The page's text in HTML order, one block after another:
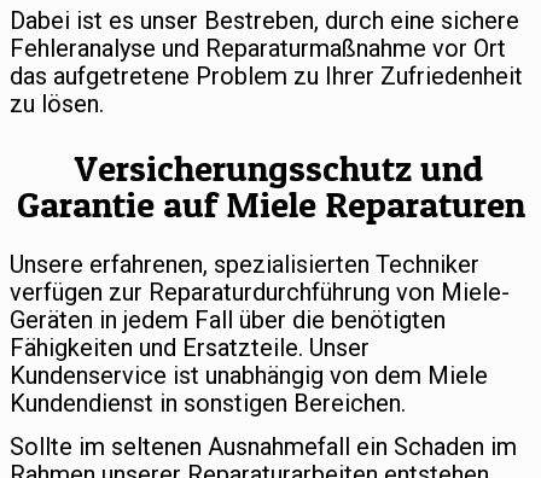
Dabei ist es unser Bestreben, durch eine sichere
Fehleranalyse und Reparaturmaßnahme vor Ort
das aufgetretene Problem zu Ihrer Zufriedenheit
zu lösen.
Versicherungsschutz und
Garantie auf Miele Reparaturen
Unsere erfahrenen, spezialisierten Techniker
verfügen zur Reparaturdurchführung von Miele-
Geräten in jedem Fall über die benötigten
Fähigkeiten und Ersatzteile. Unser
Kundenservice ist unabhängig von dem Miele
Kundendienst in sonstigen Bereichen.
Sollte im seltenen Ausnahmefall ein Schaden im